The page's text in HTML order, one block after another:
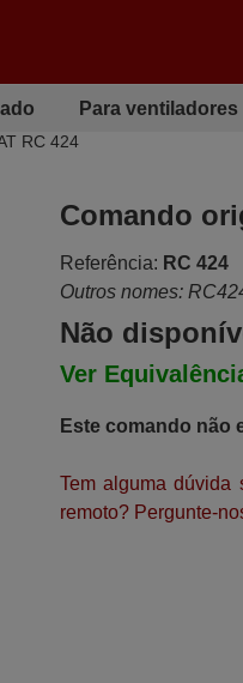
Para ventiladores
RC 424
Comando
Referência: RC 424
Outros nomes:
Não
Ver
Este comando não
Tem alguma dúvida
remoto? Pergunte-